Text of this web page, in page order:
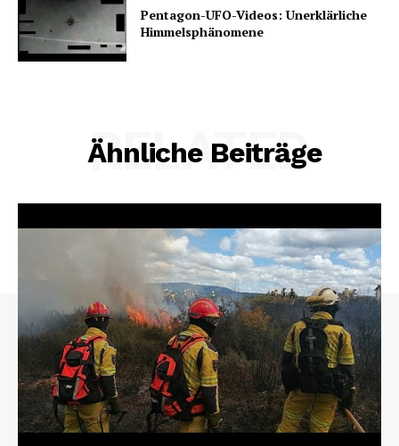
Pentagon-UFO-Videos: Unerklärliche
Himmelsphänomene
Ähnliche Beiträge
RELATED